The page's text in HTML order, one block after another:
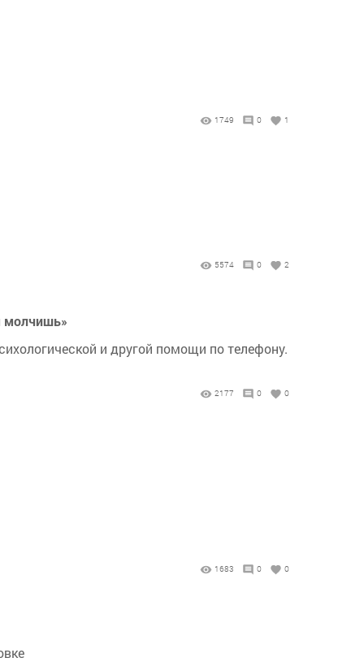
1749 0 1
5574 0 2
молчишь»
и другой помощи по телефону.
2177 0 0
1683 0 0